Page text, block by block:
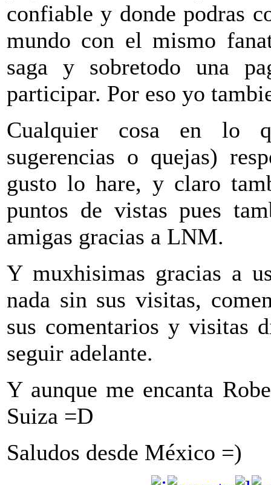
confiable y donde podras
mundo con el mismo
saga y sobretodo una
participar. Por eso yo
Cualquier cosa en lo
sugerencias o quejas)
gusto lo hare, y claro
puntos de vistas pues
amigas gracias a LNM.
Y muxhisimas gracias a
nada sin sus visitas,
sus comentarios y visitas
seguir adelante.
Y aunque me encanta
Suiza =D
Saludos desde México =)